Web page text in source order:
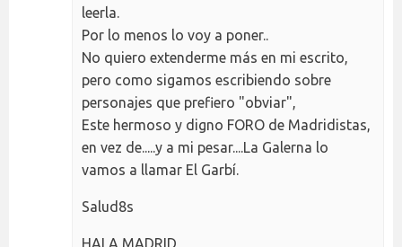
leerla.
Por lo menos lo voy a poner..
No quiero extenderme más en mi escrito,
pero como sigamos escribiendo sobre
personajes que prefiero "obviar",
Este hermoso y digno FORO de Madridistas,
en vez de.....y a mi pesar....La Galerna lo
vamos a llamar El Garbí.
Salud8s
HALA MADRID